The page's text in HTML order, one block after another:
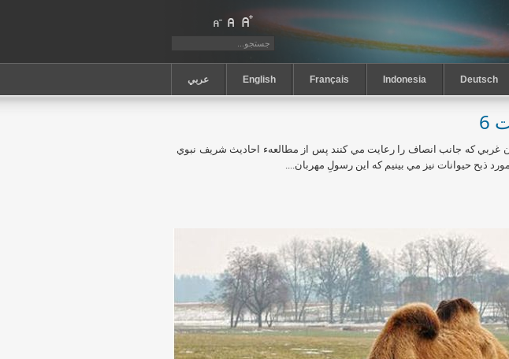
عربي English Français Indonesia Deutsch
غربي كه جانب انصاف را رعايت مي كنند پس از مطالعهء احاديث شريف نبوي
ذبح حيوانات نيز مي بينيم كه اين رسولِ مهربان....